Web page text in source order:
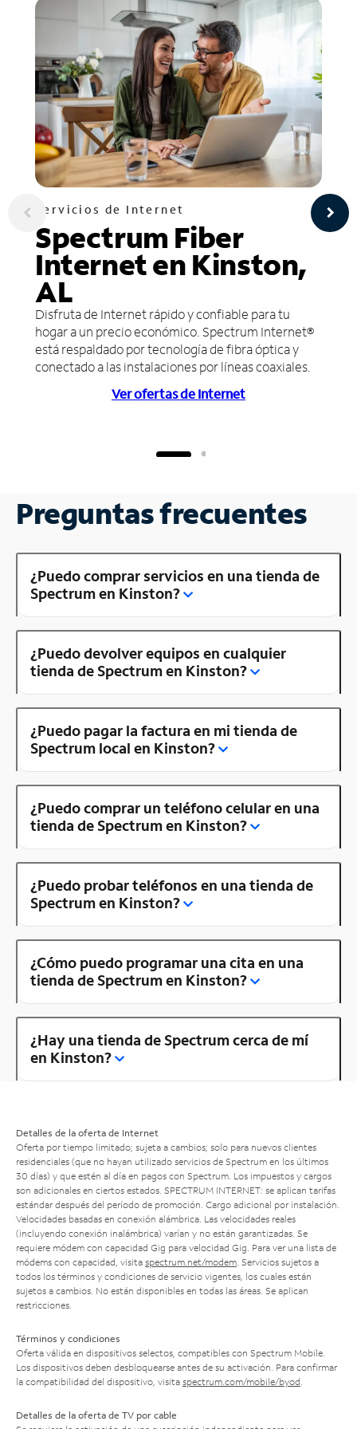
Servicios de Internet
Spectrum Fiber
Internet en Kinston,
AL
Disfruta de Internet rápido y confiable para tu
hogar a un precio económico. Spectrum Internet®
está respaldado por tecnología de fibra óptica y
conectado a las instalaciones por líneas coaxiales.
Ver ofertas de Internet
Preguntas frecuentes
¿Puedo comprar servicios en una tienda de
Spectrum en Kinston?
¿Puedo devolver equipos en cualquier
tienda de Spectrum en Kinston?
¿Puedo pagar la factura en mi tienda de
Spectrum local en Kinston?
¿Puedo comprar un teléfono celular en una
tienda de Spectrum en Kinston?
¿Puedo probar teléfonos en una tienda de
Spectrum en Kinston?
¿Cómo puedo programar una cita en una
tienda de Spectrum en Kinston?
¿Hay una tienda de Spectrum cerca de mí
en Kinston?
Detalles de la oferta de Internet
Oferta por tiempo limitado; sujeta a cambios; solo para nuevos clientes
residenciales (que no hayan utilizado servicios de Spectrum en los últimos
30 días) y que estén al día en pagos con Spectrum. Los impuestos y cargos
son adicionales en ciertos estados. SPECTRUM INTERNET: se aplican tarifas
estándar después del período de promoción. Cargo adicional por instalación.
Velocidades basadas en conexión alámbrica. Las velocidades reales
(incluyendo conexión inalámbrica) varían y no están garantizadas. Se
requiere módem con capacidad Gig para velocidad Gig. Para ver una lista de
módems con capacidad, visita spectrum.net/modem . Servicios sujetos a
todos los términos y condiciones de servicio vigentes, los cuales están
sujetos a cambios. No están disponibles en todas las áreas. Se aplican
restricciones.
Términos y condiciones
Oferta válida en dispositivos selectos, compatibles con Spectrum Mobile.
Los dispositivos deben desbloquearse antes de su activación. Para confirmar
la compatibilidad del dispositivo, visita spectrum.com/mobile/byod
Detalles de la oferta de TV por cable